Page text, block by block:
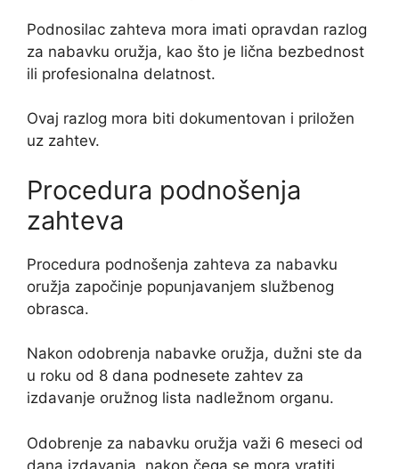
Podnosilac zahteva mora imati opravdan razlog
za nabavku oružja, kao što je lična bezbednost
ili profesionalna delatnost.
Ovaj razlog mora biti dokumentovan i priložen
uz zahtev.
Procedura podnošenja
zahteva
Procedura podnošenja zahteva za nabavku
oružja započinje popunjavanjem službenog
obrasca.
Nakon odobrenja nabavke oružja, dužni ste da
u roku od 8 dana podnesete zahtev za
izdavanje oružnog lista nadležnom organu.
Odobrenje za nabavku oružja važi 6 meseci od
dana izdavanja, nakon čega se mora vratiti